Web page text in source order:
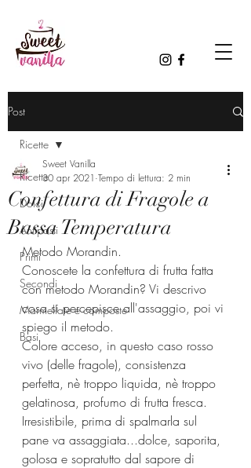
Post
Ricette
Dolci
Antipasti
Primi
Secondi
Marmellate e composte
Basi
Ricette
Confettura di Fragole a
Bassa Temperatura
Sweet Vanilla
30 apr 2021 Tempo di lettura: 2 min
Metodo Morandin.
Conoscete la confettura di frutta fatta
con metodo Morandin? Vi descrivo
cosa si percepisce all'assaggio, poi vi
spiego il metodo.
Colore acceso, in questo caso rosso
vivo (delle fragole), consistenza
perfetta, nè troppo liquida, nè troppo
gelatinosa, profumo di frutta fresca.
Irresistibile, prima di spalmarla sul
pane va assaggiata...dolce, saporita,
golosa e sopratutto dal sapore di